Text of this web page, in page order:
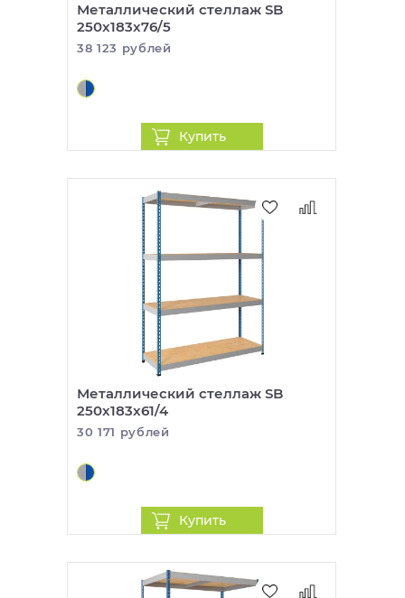
Металлический стеллаж SB
250x183x76/5
38 123 рублей
Купить
Металлический стеллаж SB
250x183x61/4
30 171 рублей
Купить